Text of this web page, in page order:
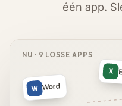
één app.
✦ EÉN APP · VERBONDEN
NU · 9 LOSSE APPS
W Word
X